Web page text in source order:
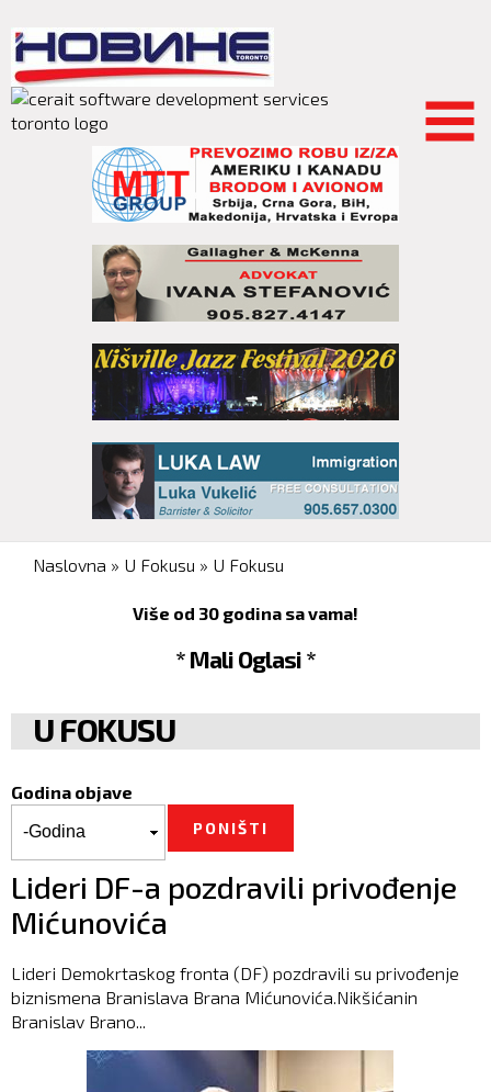
main
content
You are here
Naslovna » U Fokusu » U Fokusu
Više od 30 godina sa vama!
* Mali Oglasi *
U FOKUSU
Godina objave
Lideri DF-a pozdravili privođenje
Mićunovića
Lideri Demokrtaskog fronta (DF) pozdravili su privođenje
biznismena Branislava Brana Mićunovića.Nikšićanin
Branislav Brano...